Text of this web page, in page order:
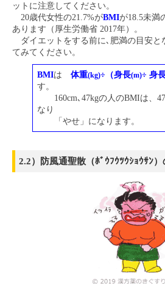
ットに注意してください。
20歳代女性の21.7%がBMIが18.5未満
あります（厚生労働省 2017年）。
ダイエットをする前に､肥満の目安と
てみてください。
BMIは 体重(kg)÷（身長(m)÷ 身
す。
160cm､47kgの人のBMIは、
なり
「やせ」になります。
2.2）防風通聖散（ﾎﾞｳﾌｳﾂｳｼｮｳｻﾝ